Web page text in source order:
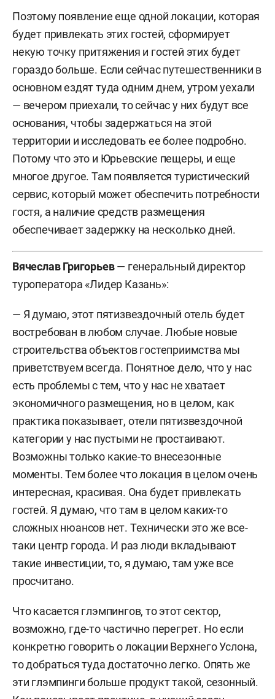
Поэтому появление еще одной локации, которая
будет привлекать этих гостей, сформирует
некую точку притяжения и гостей этих будет
гораздо больше. Если сейчас путешественники в
основном ездят туда одним днем, утром уехали
— вечером приехали, то сейчас у них будут все
основания, чтобы задержаться на этой
территории и исследовать ее более подробно.
Потому что это и Юрьевские пещеры, и еще
многое другое. Там появляется туристический
сервис, который может обеспечить потребности
гостя, а наличие средств размещения
обеспечивает задержку на несколько дней.
Вячеслав Григорьев— генеральный директор
туроператора «Лидер Казань»:
— Я думаю, этот пятизвездочный отель будет
востребован в любом случае. Любые новые
строительства объектов гостеприимства мы
приветствуем всегда. Понятное дело, что у нас
есть проблемы с тем, что у нас не хватает
экономичного размещения, но в целом, как
практика показывает, отели пятизвездочной
категории у нас пустыми не простаивают.
Возможны только какие-то внесезонные
моменты. Тем более что локация в целом очень
интересная, красивая. Она будет привлекать
гостей. Я думаю, что там в целом каких-то
сложных нюансов нет. Технически это же все-
таки центр города. И раз люди вкладывают
такие инвестиции, то, я думаю, там уже все
просчитано.
Что касается глэмпингов, то этот сектор,
возможно, где-то частично перегрет. Но если
конкретно говорить о локации Верхнего Услона,
то добраться туда достаточно легко. Опять же
эти глэмпинги больше продукт такой, сезонный.